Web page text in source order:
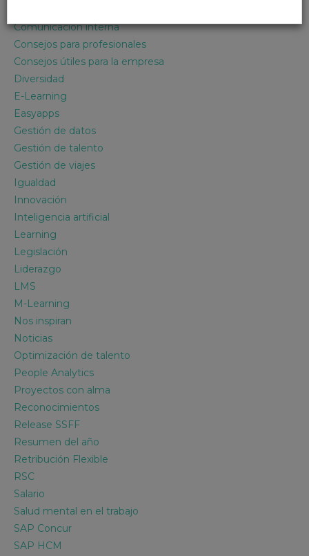
Comunicación interna
Consejos para profesionales
Consejos útiles para la empresa
Diversidad
E-Learning
Easyapps
Gestión de datos
Gestión de talento
Gestión de viajes
Igualdad
Innovación
Inteligencia artificial
Learning
Legislación
Liderazgo
LMS
M-Learning
Nos inspiran
Noticias
Optimización de talento
People Analytics
Proyectos con alma
Reconocimientos
Release SSFF
Resumen del año
Retribución Flexible
RSC
Salario
Salud mental en el trabajo
SAP Concur
SAP HCM